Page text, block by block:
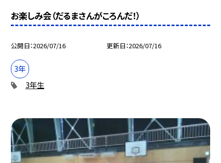
お楽しみ会（だるまさんがころんだ！）
公開日 2026/07/16 更新日 2026/07/16
3年
3年生